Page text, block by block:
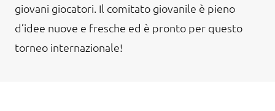
giovani giocatori. Il comitato giovanile è pieno
d’idee nuove e fresche ed è pronto per questo
torneo internazionale!